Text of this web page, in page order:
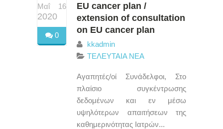
Μαΐ 16
2020
0
EU cancer plan /
extension of consultation
on EU cancer plan
kkadmin
ΤΕΛΕΥΤΑΙΑ ΝΕΑ
Αγαπητές/οί Συνάδελφοι, Στο
πλαίσιο συγκέντρωσης
δεδομένων και εν μέσω
υψηλότερων απαιτήσεων της
καθημερινότητας Ιατρών...